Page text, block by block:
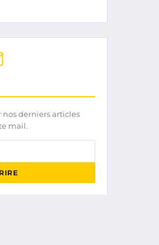
nos derniers articles
mail.